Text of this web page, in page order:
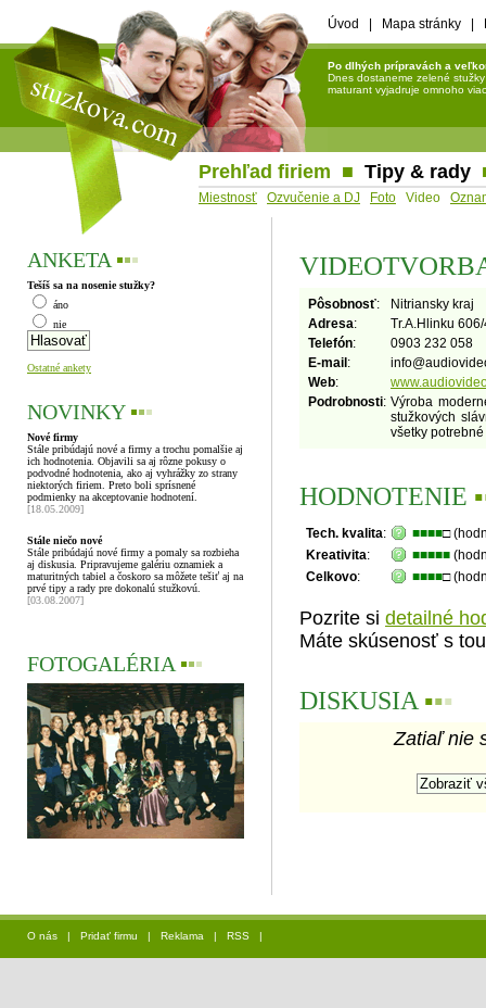
Úvod Mapa stránky
Po dlhých prípravách a
Dnes dostaneme zelené
maturant vyjadruje omnoho
Prehľad firiem ■ Tipy & rady
Miestnosť Ozvučenie a DJ Foto Video
ANKETA ▪▪▪
Tešíš sa na nosenie stužky?
áno
nie
Ostatné ankety
NOVINKY ▪▪▪
Nové firmy
Stále pribúdajú nové a firmy a trochu pomalšie aj
ich hodnotenia. Objavili sa aj rôzne pokusy o
podvodné hodnotenia, ako aj vyhrážky zo strany
niektorých firiem. Preto boli sprísnené
podmienky na akceptovanie hodnotení.
[18.05.2009]
Stále niečo nové
Stále pribúdajú nové firmy a pomaly sa rozbieha
aj diskusia. Pripravujeme galériu oznamiek a
maturitných tabiel a čoskoro sa môžete tešiť aj na
prvé tipy a rady pre dokonalú stužkovú.
[03.08.2007]
FOTOGALÉRIA ▪▪▪
Pôsobnosť:
Nitriansky kraj
Adresa:
Tr.A.Hlinku
Telefón:
0903 232 058
E-mail : info@
Web:
Podrobnosti: Výroba
stužkových
všetky
HODNOTENIE ▪
Tech. kvalita: ■■■■□
Kreativita: ■■■■■
Celkovo: ■■■■□
Pozrite si detailné
Máte skúsenosť s
DISKUSIA ▪▪▪
Zatiaľ nie
O nás | Pridať firmu | Reklama | RSS |